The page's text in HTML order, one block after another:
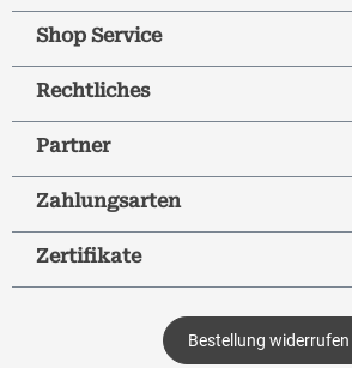
Shop Service
Rechtliches
Partner
Zahlungsarten
Zertifikate
Bestellung widerrufen